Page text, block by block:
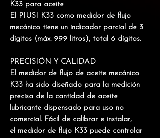
K33 para aceite
El PIUSI K33 como medidor de flujo
mecánico tiene un indicador parcial de 3
dígitos (máx. 999 litros), total 6 dígitos.
PRECISIÓN Y CALIDAD
El medidor de flujo de aceite mecánico
K33 ha sido diseñado para la medición
precisa de la cantidad de aceite
lubricante dispensado para uso no
comercial. Fácil de calibrar e instalar,
el medidor de flujo K33 puede controlar